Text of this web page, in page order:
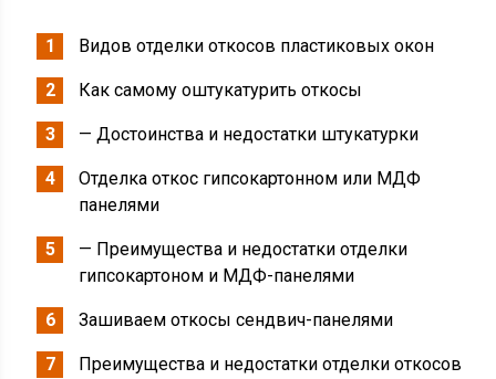
Видов отделки откосов пластиковых окон
Как самому оштукатурить откосы
— Достоинства и недостатки штукатурки
Отделка откос гипсокартонном или МДФ
панелями
— Преимущества и недостатки отделки
гипсокартоном и МДФ-панелями
Зашиваем откосы сендвич-панелями
Преимущества и недостатки отделки откосов